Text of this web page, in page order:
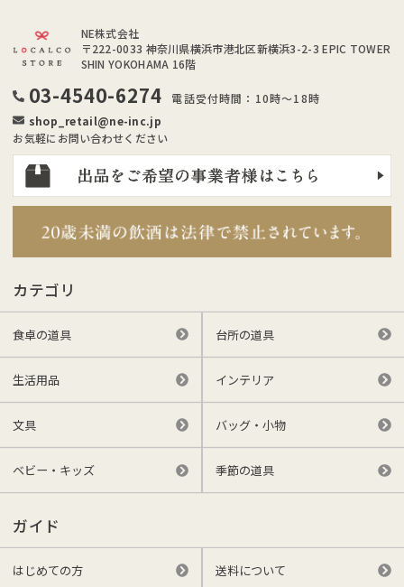
NE株式会社
〒222-0033 神奈川県横浜市港北区新横浜3-2-3 EPIC TOWER
SHIN YOKOHAMA 16階
03-4540-6274
電話受付時間：10時～18時
shop_retail@ne-inc.jp
お気軽にお問い合わせください
カテゴリ
食卓の道具 台所の道具
生活用品 インテリア
文具 バッグ・小物
ベビー・キッズ 季節の道具
ガイド
はじめての方 送料について